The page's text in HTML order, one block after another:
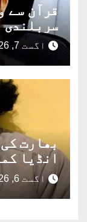
قرآن سے
سربلندی
اگست 7, 2026
بھارت
انڈیا
اگست 6, 2026